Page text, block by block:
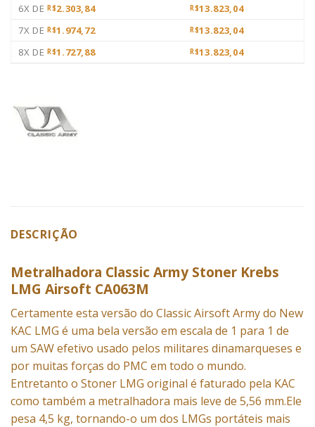
6X DE R$2.303,84 R$13.823,04
7X DE R$1.974,72 R$13.823,04
8X DE R$1.727,88 R$13.823,04
DESCRIÇÃO
Metralhadora Classic Army Stoner Krebs
LMG Airsoft CA063M
Certamente esta versão do ClassicAirsoftArmy do New
KAC LMG é uma bela versão em escala de 1 para 1 de
um SAW efetivo usado pelos militares dinamarqueses e
por muitas forças do PMC em todo o mundo.
Entretanto o Stoner LMG original é faturado pela KAC
como também a metralhadora mais leve de 5,56 mm.Ele
pesa 4,5 kg, tornando-o um dos LMGs portáteis mais